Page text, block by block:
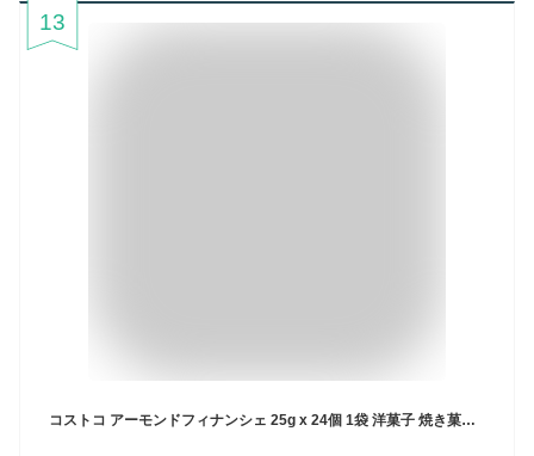
13
コストコ アーモンドフィナンシェ 25g x 24個 1袋 洋菓子 焼き菓子 贈答用 プレゼント お歳暮 お中元 母の日 敬老の日